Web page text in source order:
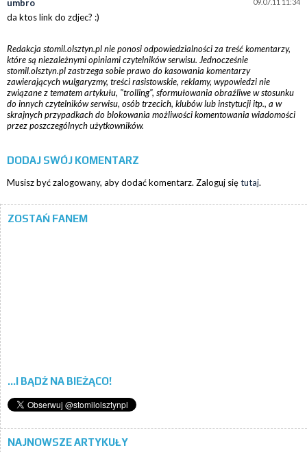
umbro
da ktos link do zdjec? :)
Redakcja stomil.olsztyn.pl nie ponosi odpowiedzialności za treść komentarzy,
które są niezależnymi opiniami czytelników serwisu. Jednocześnie
stomil.olsztyn.pl zastrzega sobie prawo do kasowania komentarzy
zawierających wulgaryzmy, treści rasistowskie, reklamy, wypowiedzi nie
związane z tematem artykułu, "trolling", sformułowania obraźliwe w stosunku
do innych czytelników serwisu, osób trzecich, klubów lub instytucji itp., a w
skrajnych przypadkach do blokowania możliwości komentowania wiadomości
przez poszczególnych użytkowników.
DODAJ SWÓJ KOMENTARZ
Musisz być zalogowany, aby dodać komentarz. Zaloguj siętutaj.
ZOSTAŃ FANEM
...I BĄDŹ NA BIEŻĄCO!
NAJNOWSZE ARTYKUŁY